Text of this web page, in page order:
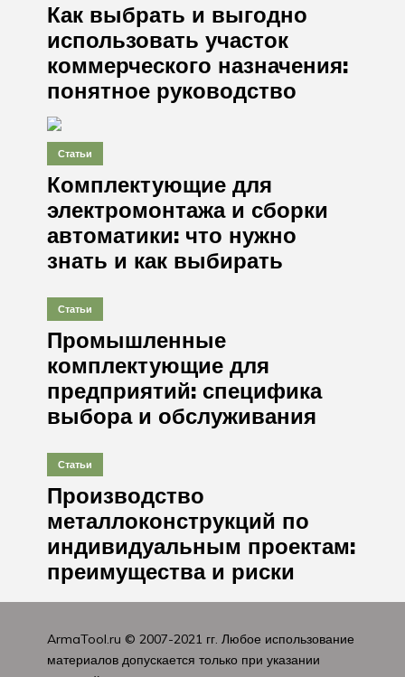
Как выбрать и выгодно
использовать участок
коммерческого назначения:
понятное руководство
Статьи
Комплектующие для
электромонтажа и сборки
автоматики: что нужно
знать и как выбирать
Статьи
Промышленные
комплектующие для
предприятий: специфика
выбора и обслуживания
Статьи
Производство
металлоконструкций по
индивидуальным проектам:
преимущества и риски
ArmaTool.ru © 2007-2021 гг. Любое использование
материалов допускается только при указании